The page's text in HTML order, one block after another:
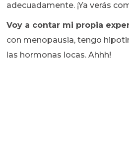
adecuadamente. ¡Ya verás
Voy a contar mi propia
con menopausia, tengo
las hormonas locas. Ahhh!